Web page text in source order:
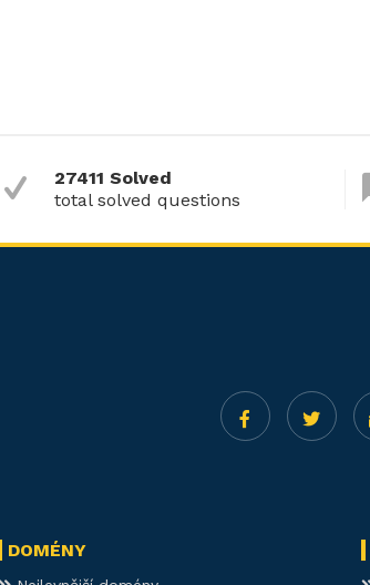
27411 Solved
total solved questions
DOMÉNY